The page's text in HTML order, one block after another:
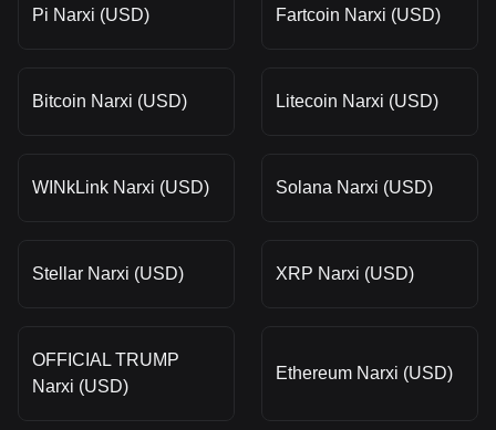
Pi Narxi (USD) Fartcoin Narxi (USD)
Bitcoin Narxi (USD) Litecoin Narxi (USD)
WINkLink Narxi (USD) Solana Narxi (USD)
Stellar Narxi (USD) XRP Narxi (USD)
OFFICIAL TRUMP
Narxi (USD)
Ethereum Narxi (USD)